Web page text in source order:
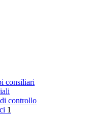
consiliari
controllo
1